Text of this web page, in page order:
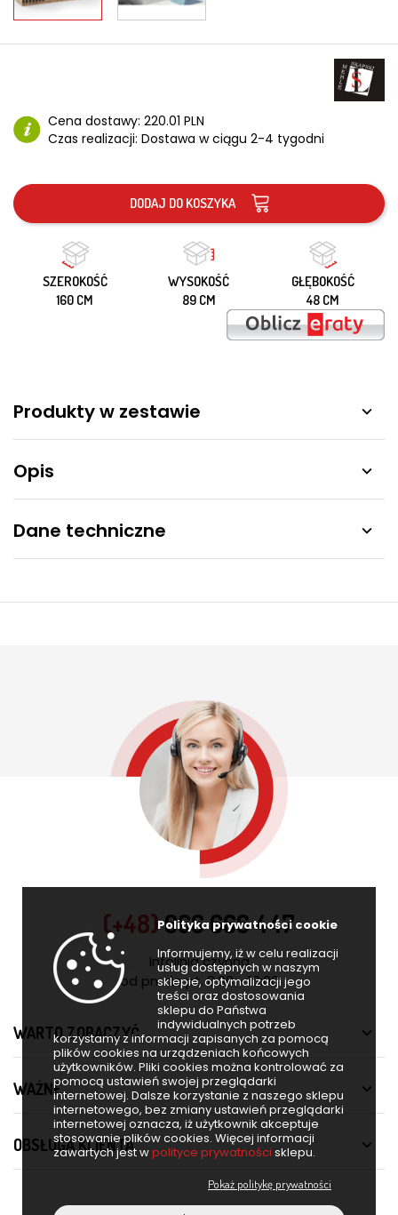
Polityka prywatności cookie
Informujemy, iż w celu realizacji
usług dostępnych w naszym
sklepie, optymalizacji jego
treści oraz dostosowania
sklepu do Państwa
indywidualnych potrzeb
korzystamy z informacji zapisanych za pomocą
plików cookies na urządzeniach końcowych
użytkowników. Pliki cookies można kontrolować za
pomocą ustawień swojej przeglądarki
internetowej. Dalsze korzystanie z naszego sklepu
internetowego, bez zmiany ustawień przeglądarki
internetowej oznacza, iż użytkownik akceptuje
stosowanie plików cookies. Więcej informacji
zawartych jest wpolityce prywatności sklepu.
Pokaż politykę prywatności
Cena dostawy: 220.01 PLN
Czas realizacji: Dostawa w ciągu 2-4 tygodni
DODAJ DO KOSZYKA
SZEROKOŚĆ
160 CM
WYSOKOŚĆ
89 CM
GŁĘBOKOŚĆ
48 CM
Produkty w zestawie 
Opis 
Dane techniczne 
(+48)666 666 447
Infolinia czynna
od pn. do pt. 8:00 - 16:00
WARTO ZOBACZYĆ 
WAŻNE 
OBSŁUGA KLIENTA 